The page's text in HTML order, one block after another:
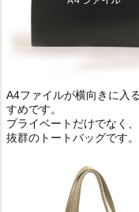
A4ファイルが横向きに入
すめです。
プライベートだけでなく
抜群のトートバッグです。